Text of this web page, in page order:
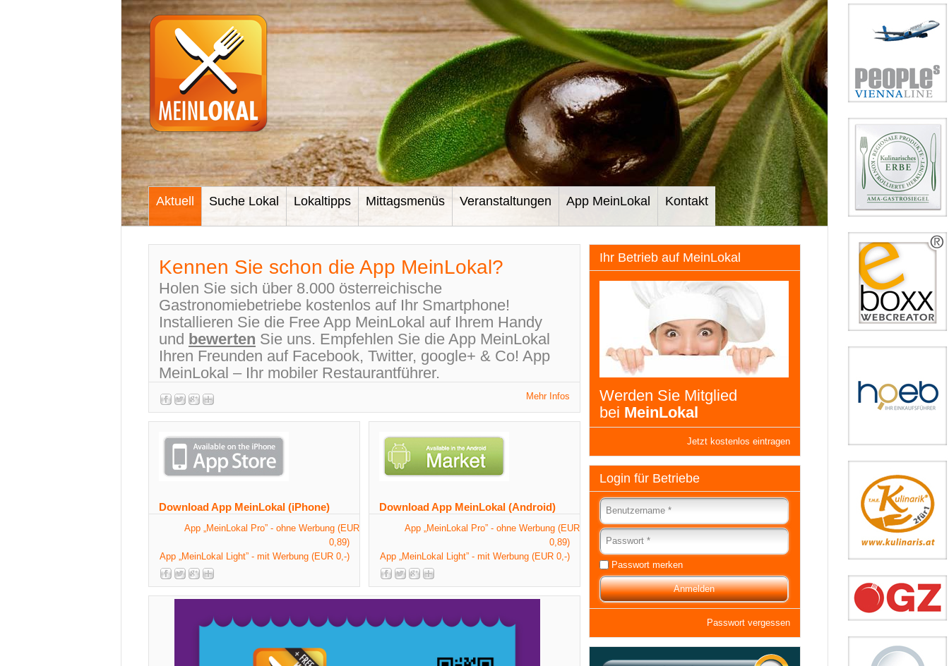
Aktuell Suche Lokal Lokaltipps Mittagsmenüs Veranstaltungen App MeinLokal Kontakt
Kennen Sie schon die App MeinLokal?
Holen Sie sich über 8.000 österreichische
Gastronomiebetriebe kostenlos auf Ihr Smartphone!
Installieren Sie die Free App MeinLokal auf Ihrem Handy
und bewerten Sie uns. Empfehlen Sie die App MeinLokal
Ihren Freunden auf Facebook, Twitter, google+ & Co! App
MeinLokal – Ihr mobiler Restaurantführer.
Mehr Infos
Download App MeinLokal (iPhone)
App „MeinLokal Pro” - ohne Werbung (EUR
0,89)
App „MeinLokal Light” - mit Werbung (EUR 0,-)
Download App MeinLokal (Android)
App „MeinLokal Pro” - ohne Werbung (EUR
0,89)
App „MeinLokal Light” - mit Werbung (EUR 0,-)
Ihr Betrieb auf MeinLokal
Werden Sie Mitglied
bei MeinLokal
Jetzt kostenlos eintragen
Login für Betriebe
Passwort merken
Passwort vergessen